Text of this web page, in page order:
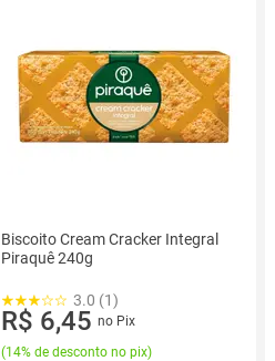
Biscoito Cream Cracker Integral
Piraquê 240g
3.0 (1)
R$ 6,45 no Pix
(14% de desconto no pix)